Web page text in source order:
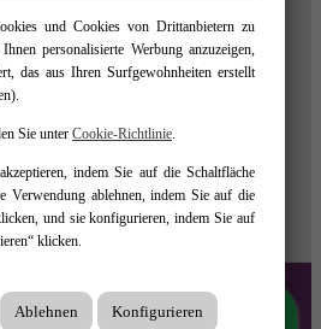
und Cookies von Drittanbietern zu
personalisierte Werbung anzuzeigen,
das aus Ihren Surfgewohnheiten erstellt
Sie unter Cookie-Richtlinie.
indem Sie auf die Schaltfläche
Verwendung ablehnen, indem Sie auf die
und sie konfigurieren, indem Sie auf
klicken.
Ablehnen Konfigurieren